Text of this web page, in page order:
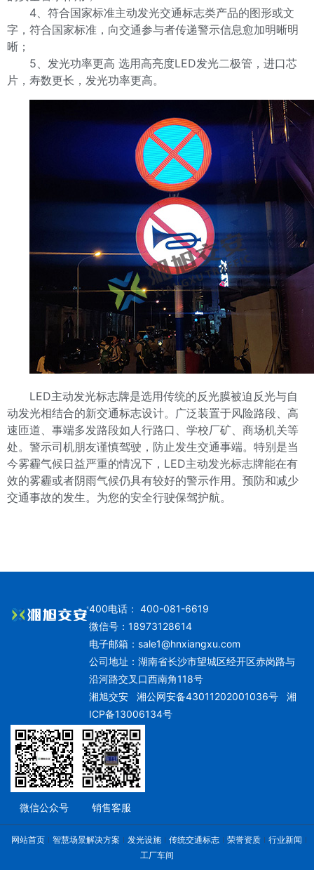
4、符合国家标准主动发光交通标志类产品的图形或文
字，符合国家标准，向交通参与者传递警示信息愈加明晰明
晰；
5、发光功率更高 选用高亮度LED发光二极管，进口芯
片，寿数更长，发光功率更高。
LED主动发光标志牌是选用传统的反光膜被迫反光与自
动发光相结合的新交通标志设计。广泛装置于风险路段、高
速匝道、事端多发路段如人行路口、学校厂矿、商场机关等
处。警示司机朋友谨慎驾驶，防止发生交通事端。特别是当
今雾霾气候日益严重的情况下，LED主动发光标志牌能在有
效的雾霾或者阴雨气候仍具有较好的警示作用。预防和减少
交通事故的发生。为您的安全行驶保驾护航。
400电话： 400-081-6619
微信号：18973128614
电子邮箱： sale1@hnxiangxu.com
公司地址：湖南省长沙市望城区经开区赤岗路与
沿河路交叉口西南角118号
湘旭交安湘公网安备43011202001036号
湘
ICP备13006134号
微信公众号 销售客服
网站首页 智慧场景解决方案 发光设施 传统交通标志 荣誉资质
行业新闻
工厂车间